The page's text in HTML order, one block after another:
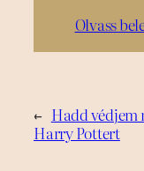
Olvass
← Hadd védjem
Harry Pottert